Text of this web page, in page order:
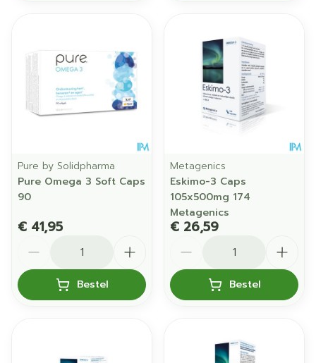
Pure by Solidpharma
Pure Omega 3 Soft Caps
90
€ 41,95
Bestel
Metagenics
Eskimo-3 Caps
105x500mg 174
Metagenics
€ 26,59
Bestel